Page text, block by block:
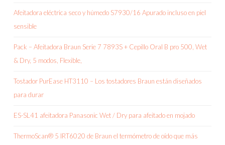
Afeitadora eléctrica seco y húmedo S7930/16 Apurado incluso en piel
sensible
Pack – Afeitadora Braun Serie 7 7893S + Cepillo Oral B pro 500, Wet
& Dry, 5 modos, Flexible,
Tostador PurEase HT3110 – Los tostadores Braun están diseñados
para durar
ES-SL41 afeitadora Panasonic Wet / Dry para afeitado en mojado
ThermoScan® 5 IRT6020 de Braun el termómetro de oído que más